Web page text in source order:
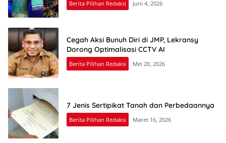
Berita Pilihan Redaksi Juni 4, 2026
Cegah Aksi Bunuh Diri di JMP, Lekransy
Dorong Optimalisasi CCTV AI
Berita Pilihan Redaksi Mei 20, 2026
7 Jenis Sertipikat Tanah dan Perbedaannya
Berita Pilihan Redaksi Maret 16, 2026